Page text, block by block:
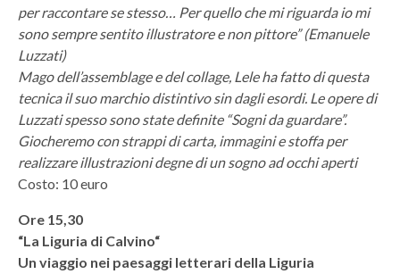
per raccontare se stesso… Per quello che mi riguarda io mi
sono sempre sentito illustratore e non pittore” (Emanuele
Luzzati)
Mago dell’assemblage e del collage, Lele ha fatto di questa
tecnica il suo marchio distintivo sin dagli esordi. Le opere di
Luzzati spesso sono state definite “Sogni da guardare”.
Giocheremo con strappi di carta, immagini e stoffa per
realizzare illustrazioni degne di un sogno ad occhi aperti
Costo: 10 euro
Ore 15,30
“La Liguria di Calvino“
Un viaggio nei paesaggi letterari della Liguria